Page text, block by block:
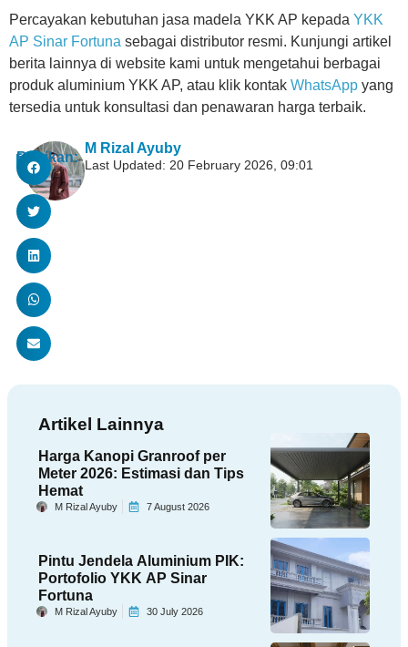
Percayakan kebutuhan jasa madela YKK AP kepada YKK
AP Sinar Fortuna sebagai distributor resmi. Kunjungi artikel
berita lainnya di website kami untuk mengetahui berbagai
produk aluminium YKK AP, atau klik kontak WhatsApp yang
tersedia untuk konsultasi dan penawaran harga terbaik.
M Rizal Ayuby
Last Updated: 20 February 2026, 09:01
Bagikan:
Artikel Lainnya
Harga Kanopi Granroof per
Meter 2026: Estimasi dan Tips
Hemat
M Rizal Ayuby 7 August 2026
Pintu Jendela Aluminium PIK:
Portofolio YKK AP Sinar
Fortuna
M Rizal Ayuby 30 July 2026